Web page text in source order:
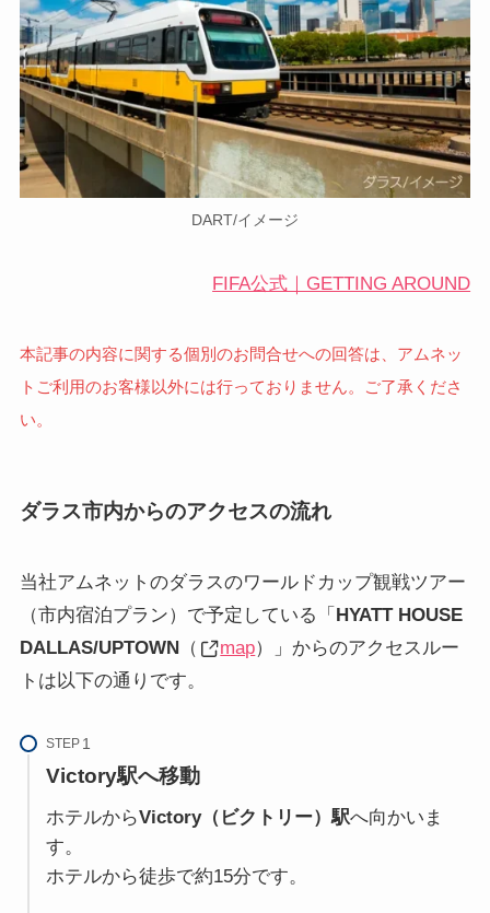
DART/イメージ
FIFA公式｜GETTING AROUND
本記事の内容に関する個別のお問合せへの回答は、アムネッ
トご利用のお客様以外には行っておりません。ご了承くださ
い。
ダラス市内からのアクセスの流れ
当社アムネットのダラスのワールドカップ観戦ツアー
（市内宿泊プラン）で予定している「 HYATT HOUSE
DALLAS/UPTOWN
（ map）」からのアクセスルー
トは以下の通りです。
STEP
Victory駅へ移動
ホテルからVictory（ビクトリー）駅へ向かいま
す。
ホテルから徒歩で約15分です。